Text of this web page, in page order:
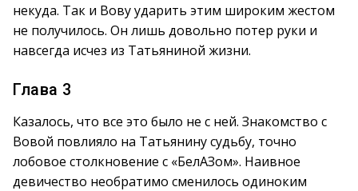
некуда. Так и Вову ударить этим широким жестом
не получилось. Он лишь довольно потер руки и
навсегда исчез из Татьяниной жизни.
Глава 3
Казалось, что все это было не с ней. Знакомство с
Вовой повлияло на Татьянину судьбу, точно
лобовое столкновение с «БелАЗом». Наивное
девичество необратимо сменилось одиноким